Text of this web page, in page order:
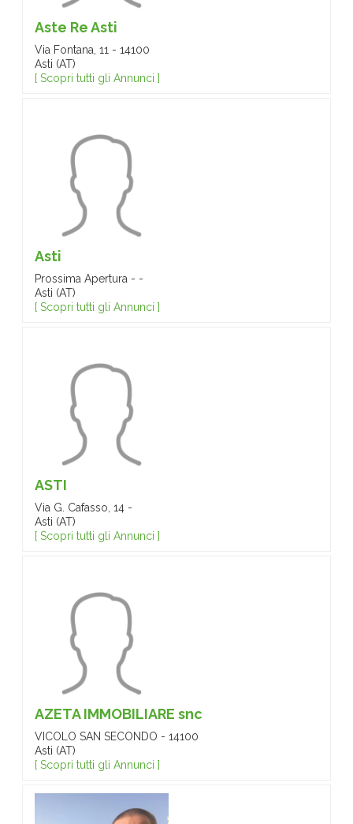
Aste Re Asti
Via Fontana, 11 - 14100
Asti (AT)
[ Scopri tutti gli Annunci ]
Asti
Prossima Apertura - -
Asti (AT)
[ Scopri tutti gli Annunci ]
ASTI
Via G. Cafasso, 14 -
Asti (AT)
[ Scopri tutti gli Annunci ]
AZETA IMMOBILIARE snc
VICOLO SAN SECONDO - 14100
Asti (AT)
[ Scopri tutti gli Annunci ]